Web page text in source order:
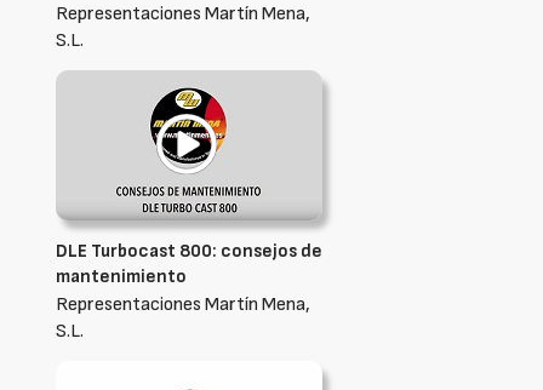
Representaciones Martín Mena,
S.L.
DLE Turbocast 800: consejos de
mantenimiento
Representaciones Martín Mena,
S.L.